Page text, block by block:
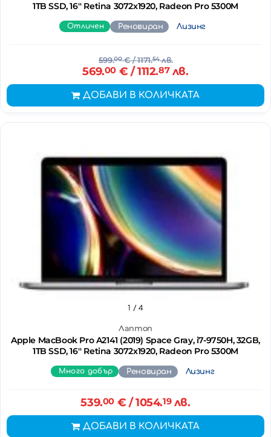
1TB SSD, 16'' Retina 3072x1920, Radeon Pro 5300M
Отличен Реновиран Лизинг
599.00€/ 1171.54лв.
569.00€ / 1112.87лв.
ДОБАВИ В КОЛИЧКАТА
Лаптоп
Apple MacBook Pro A2141 (2019) Space Gray, i7-9750H, 32GB,
1TB SSD, 16'' Retina 3072x1920, Radeon Pro 5300M
1 / 4
Много добър Реновиран Лизинг
539.00€ / 1054.19лв.
ДОБАВИ В КОЛИЧКАТА